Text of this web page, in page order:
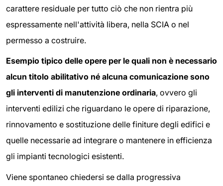
carattere residuale per tutto ciò che non rientra più
espressamente nell'attività libera, nella SCIA o nel
permesso a costruire.
Esempio tipico delle opere per le quali non è necessario
alcun titolo abilitativo né alcuna comunicazione sono
gli interventi di manutenzione ordinaria, ovvero gli
interventi edilizi che riguardano le opere di riparazione,
rinnovamento e sostituzione delle finiture degli edifici e
quelle necessarie ad integrare o mantenere in efficienza
gli impianti tecnologici esistenti.
Viene spontaneo chiedersi se dalla progressiva